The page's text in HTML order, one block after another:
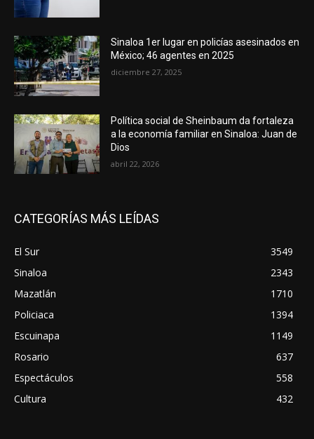
Sinaloa 1er lugar en policías asesinados en
México; 46 agentes en 2025
diciembre 27, 2025
Política social de Sheinbaum da fortaleza
a la economía familiar en Sinaloa: Juan de
Dios
abril 22, 2026
CATEGORÍAS MÁS LEÍDAS
El Sur
3549
Sinaloa
2343
Mazatlán
1710
Policiaca
1394
Escuinapa
1149
Rosario
637
Espectáculos
558
Cultura
432